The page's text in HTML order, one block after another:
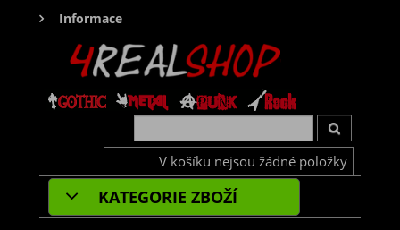
Informace
V košíku nejsou žádné položky
KATEGORIE ZBOŽÍ